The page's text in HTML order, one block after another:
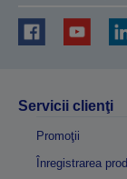
Servicii clienţi
Promoţii
Înregistrarea